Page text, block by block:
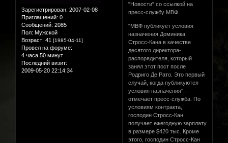
Зарегистрирован: 2007-02-08
Приглашений: 0
Сообщений: 2085
Пол: Мужской
Возраст: 41 [1985-04-11]
Провел на форуме:
4 часа 50 минут
Последний визит:
2009-05-20 22:14:34
"Новости" со ссылкой на
пресс-службу МВФ.
"МВФ публикует условия
назначения Доминика
Стросс-Кана в качестве
десятого директора-
распорядителя, который
занял этот пост после
Родриго Де Рато. Это первый
случай, когда публикуются
условия назначения", -
отмечает пресс-служба. По
условиям контракта,
господин Стросс-Кан
получает ежегодную зарплату
в размере $420 тыс. Кроме
этого, господин Стросс-Кан